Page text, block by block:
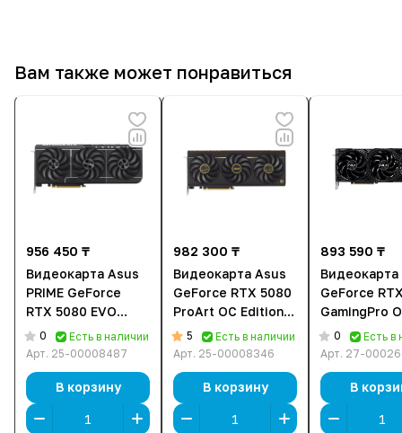
Вам также может понравиться
956 450 ₸
Видеокарта Asus
PRIME GeForce
RTX 5080 EVO
16GB GDDR7 OC
Edition (PRIME-
EVO) [16 ГБ,
GDDR7, 256 бит,
HDMI, DisplayPort
0
Есть в наличии
Арт. 25-00008487
В корзину
982 300 ₸
Видеокарта Asus
GeForce RTX 5080
ProArt OC Edition
(PROART-
RTX5080-O16G)
бит, HDMI,
DisplayPort (3 шт)]
5
Есть в наличии
Арт. 25-00008346
В корзину
893 590 ₸
GeForce
GamingPro
GB2031Y)
HDMI,
(3 шт)]
0
Есть в
Арт. 27-
В